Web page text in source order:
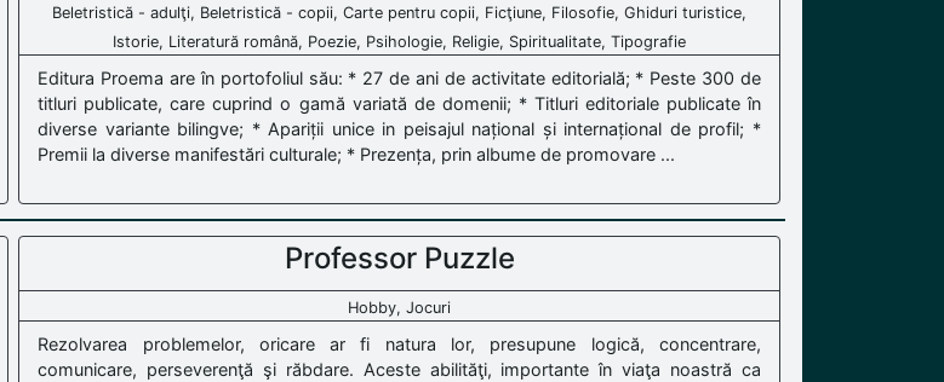
Beletristică - adulţi, Beletristică - copii, Carte pentru copii, Ficţiune, Filosofie, Ghiduri turistice,
Istorie, Literatură română, Poezie, Psihologie, Religie, Spiritualitate, Tipografie
Editura Proema are în portofoliul său: * 27 de ani de activitate editorială; * Peste 300 de
titluri publicate, care cuprind o gamă variată de domenii; * Titluri editoriale publicate în
diverse variante bilingve; * Apariții unice in peisajul național și internațional de profil; *
Premii la diverse manifestări culturale; * Prezența, prin albume de promovare ...
Professor Puzzle
Hobby, Jocuri
Rezolvarea problemelor, oricare ar fi natura lor, presupune logică, concentrare,
comunicare, perseverenţă şi răbdare. Aceste abilităţi, importante în viaţa noastră ca